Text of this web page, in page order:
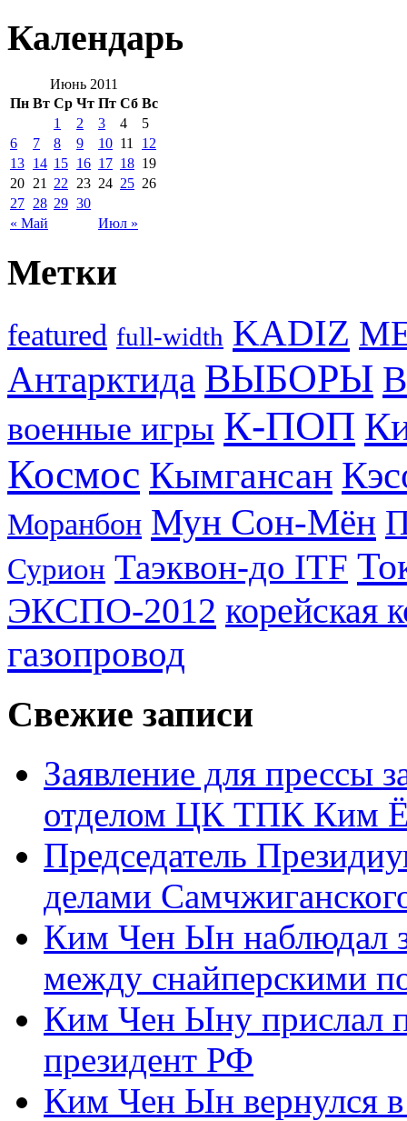
Календарь
Июнь 2011
Пн Вт Ср Чт Пт Сб Вс
« Май Июл »
1 2 3 4
5
6
7 8 9 10 11
12
13 14 15 16 17 18 19
20 21 22 23 24 25 26
27 28 29 30
Метки
featured full-width KADIZ
Антарктида ВЫБОРЫ
военные игры К-ПОП
Космос Кымгансан
Моранбон Мун Сон-Мён
Сурион Таэквон-до ITF
ЭКСПО-2012 корейская
газопровод
Свежие записи
Заявление для прессы
отделом ЦК ТПК Ким
Председатель
делами
Ким Чен Ын наблюдал
между снайперскими
Ким Чен Ыну прислал
президент РФ
Ким Чен Ын вернулся